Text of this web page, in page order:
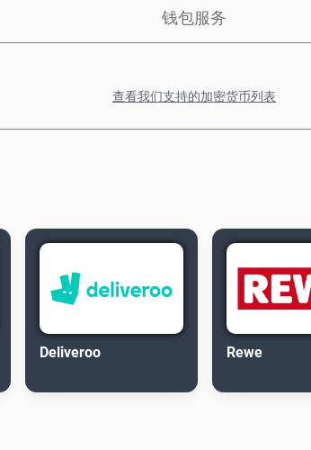
钱包服务
查看我们支持的加密货币列表
Deliveroo Rewe